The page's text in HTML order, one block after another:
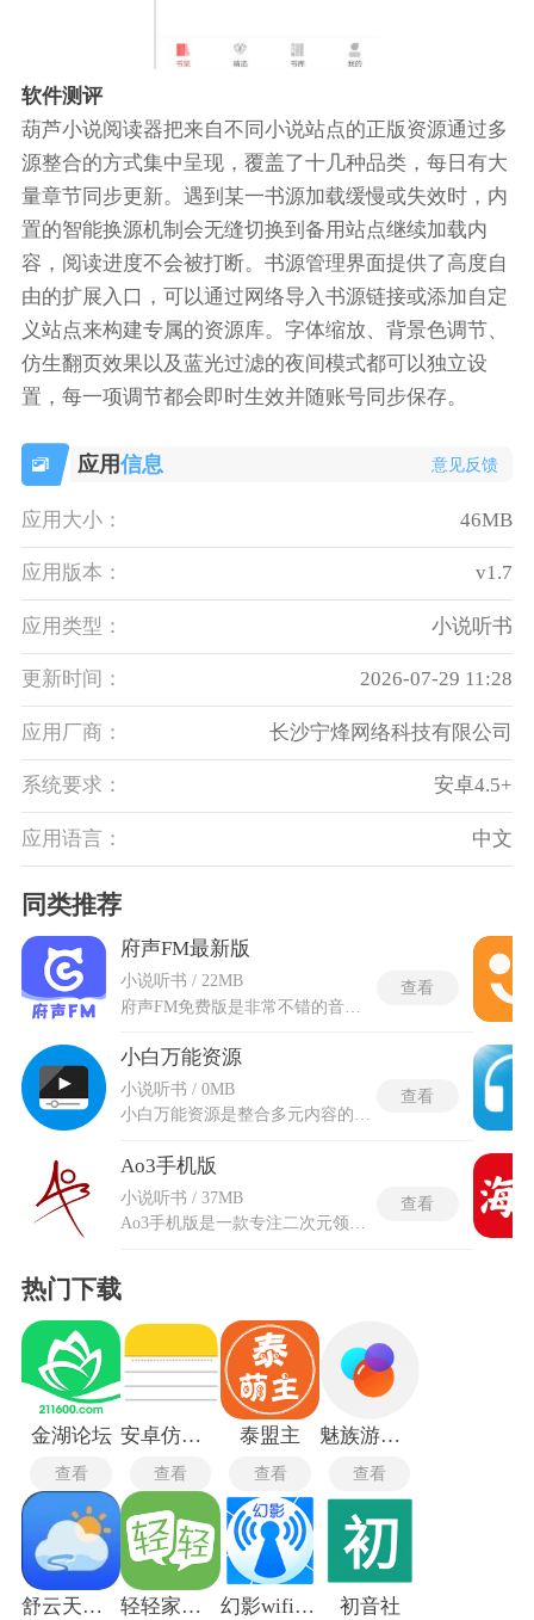
软件测评
葫芦小说阅读器把来自不同小说站点的正版资源通过多
源整合的方式集中呈现，覆盖了十几种品类，每日有大
量章节同步更新。遇到某一书源加载缓慢或失效时，内
置的智能换源机制会无缝切换到备用站点继续加载内
容，阅读进度不会被打断。书源管理界面提供了高度自
由的扩展入口，可以通过网络导入书源链接或添加自定
义站点来构建专属的资源库。字体缩放、背景色调节、
仿生翻页效果以及蓝光过滤的夜间模式都可以独立设
置，每一项调节都会即时生效并随账号同步保存。
应用信息 意见反馈
应用大小： 46MB
应用版本： v1.7
应用类型： 小说听书
更新时间： 2026-07-29 11:28
应用厂商： 长沙宁烽网络科技有限公司
系统要求： 安卓4.5+
应用语言： 中文
同类推荐
府声FM最新版
小说听书 / 22MB
查看
小白万能资源
小说听书 / 0MB
小白万能资源是整合多元内容的资源获取工具，按照内容类型将资源划分为小说和漫画等独立频道，每个频道内部又细分了多个题材标签。书签功能允许标记特定的资源页面，标记后的内容会集中存放在收藏夹中。支持起点和飞卢等平台小说的直接搜索阅读，搜索结果会聚合来自不同源站的可用链接。小白万能资源的漫画频道覆盖了国内外多个地区的作品，日本漫画的搜索入口被单独列出。内置的播放器支持在线流媒体播放，播放过程中可以进行暂停和全屏等基本操作。下载记录会保留每个任务的原始来源链接，便于回溯资源的出处。
查看
Ao3手机版
小说听书 / 37MB
查看
热门下载
金湖论坛
查看
安卓仿苹果备忘录
查看
泰盟主
查看
魅族游戏中心
查看
舒云天气手机版 轻轻家教最新版 幻影wifi最新版 初音社